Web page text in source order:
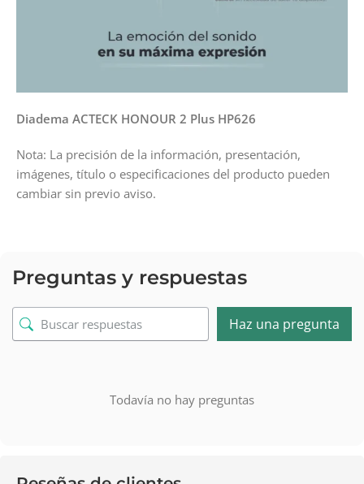
Diadema ACTECK HONOUR 2 Plus HP626
Nota: La precisión de la información, presentación,
imágenes, título o especificaciones del producto pueden
cambiar sin previo aviso.
Preguntas y respuestas
Haz una pregunta
Todavía no hay preguntas